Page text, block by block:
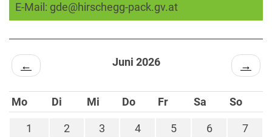
E-Mail: gde@hirschegg-pack.gv.at
← Juni 2026 →
Mo Di Mi Do Fr Sa So
1 2 3 4 5 6
7